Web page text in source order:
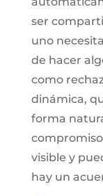
ser
uno
de hacer
como
dinámica,
forma
visible y
hay un